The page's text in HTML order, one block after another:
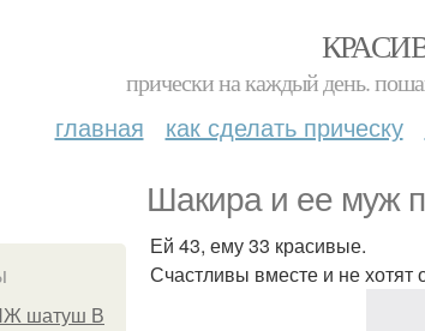
прически на каждый день.
главная как сделать прическу
Шакира и ее муж
шатуш В
Ей 43, ему 33 красивые.
Счастливы вместе и не